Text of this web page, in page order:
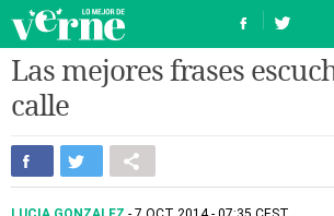
Las mejores frases
calle